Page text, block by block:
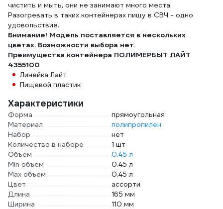
чистить и мыть, они не занимают много места.
Разогревать в таких контейнерах пищу в СВЧ - одно
удовольствие.
Внимание! Модель поставляется в нескольких
цветах. Возможности выбора нет.
Преимущества контейнера ПОЛИМЕРБЫТ ЛАЙТ
4355100
Линейка Лайт
Пищевой пластик
Характеристики
Форма
прямоугольная
Материал
полипропилен
Набор
нет
Количество в наборе
1 шт
Объем
0.45 л
Min объем
0.45 л
Max объем
0.45 л
Цвет
ассорти
Длина
165 мм
Ширина
110 мм